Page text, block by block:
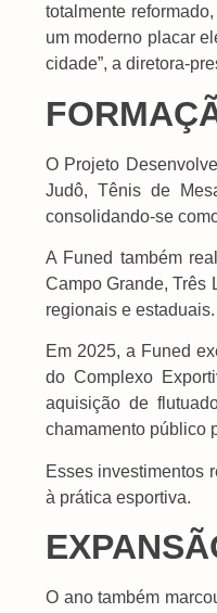
totalmente
um moderno placar
cidade”, a diretora-
O Projeto
Judô, Tênis de
consolidando-se
A Funed também
Campo Grande, Três
regionais e estaduais.
Em 2025, a Funed
do Complexo
aquisição de
chamamento público
Esses investimentos
à prática esportiva.
O ano também